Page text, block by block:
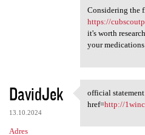
Considering the
https://
it's worth
your
DavidJek
13.10.2024
Adres
official
official statement
href=http://